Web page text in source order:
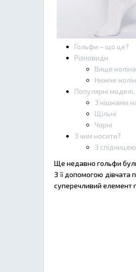
Гольфи – що це?
Різновиди
Вище коліна
Нижче
Популярні
З кішками
Щільні
Чорні
З чим носити?
З спідницею
Ще недавно гольфи були
З її допомогою дівчата
суперечливий елемент